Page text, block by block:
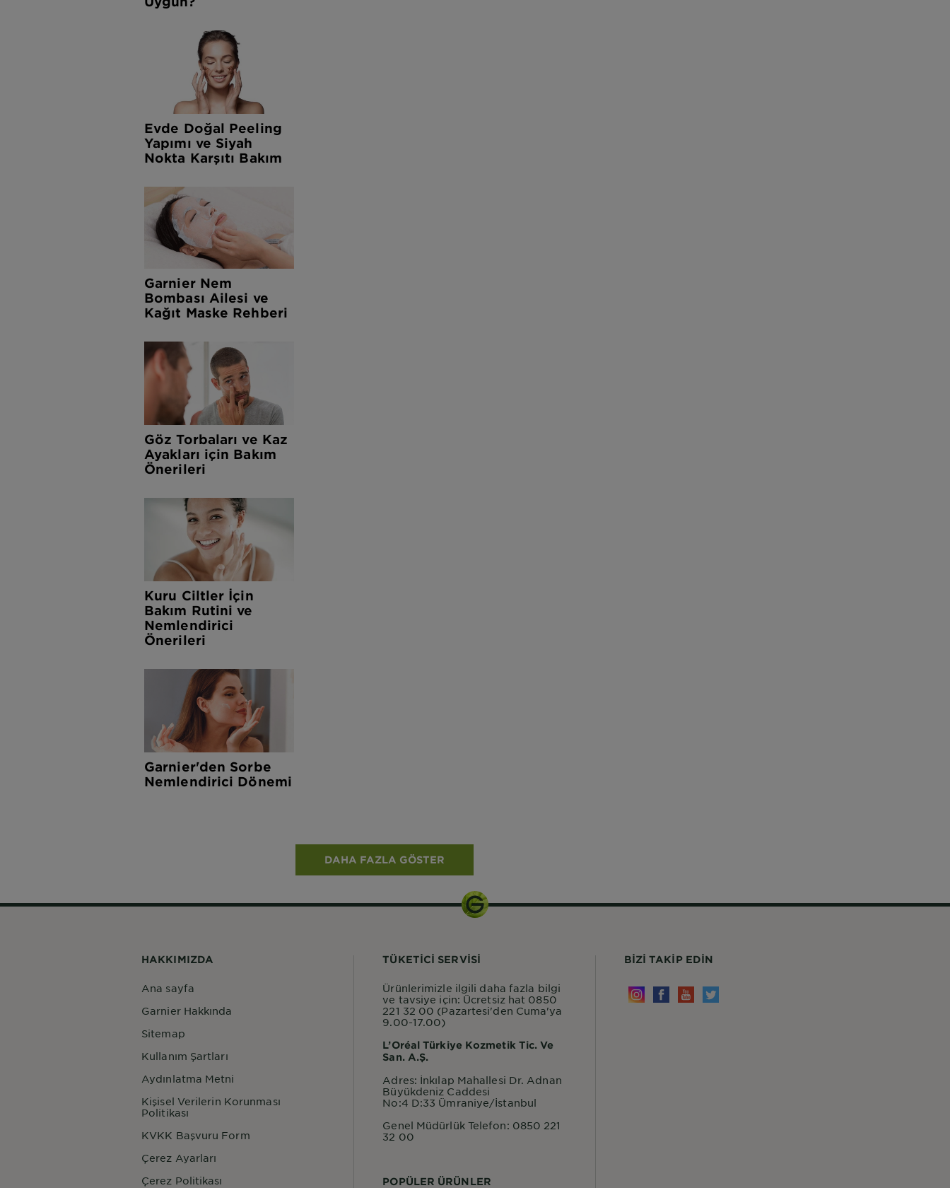
Evde Doğal Peeling
Yapımı ve Siyah
Nokta Karşıtı Bakım
Garnier Nem
Bombası Ailesi ve
Kağıt Maske Rehberi
Göz Torbaları ve Kaz
Ayakları için Bakım
Önerileri
Kuru Ciltler İçin
Bakım Rutini ve
Nemlendirici
Önerileri
Garnier'den Sorbe
Nemlendirici Dönemi
DAHA FAZLA GÖSTER
HAKKIMIZDA
Ana sayfa
Garnier Hakkında
Sitemap
Kullanım Şartları
Aydınlatma Metni
Kişisel Verilerin Korunması
Politikası
KVKK Başvuru Form
Çerez Ayarları
Çerez Politikası
TÜKETİCİ SERVİSİ
Ürünlerimizle ilgili daha fazla bilgi
ve tavsiye için: Ücretsiz hat 0850
221 32 00 (Pazartesi'den Cuma'ya
9.00-17.00)
L’Oréal Türkiye Kozmetik Tic. Ve
San. A.Ş.
Adres: İnkılap Mahallesi Dr. Adnan
Büyükdeniz Caddesi
No:4 D:33 Ümraniye/İstanbul
Genel Müdürlük Telefon: 0850 221
32 00
POPÜLER ÜRÜNLER
BIZI TAKIP EDIN